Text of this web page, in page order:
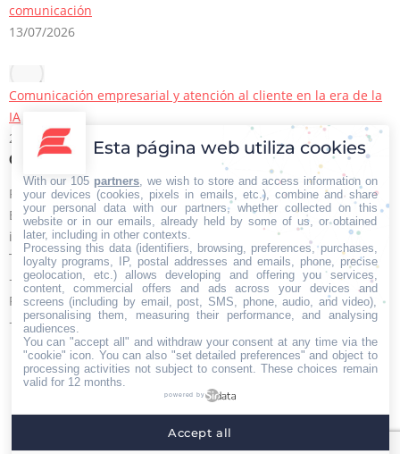
comunicación
13/07/2026
Comunicación empresarial y atención al cliente en la era de la
IA
22/06/2026
Contacto Iberian Press
Principales vías de contacto:
E-mail:
info@iberianpress.es
Teléfono:
+34 911863556
Fax:
+34 911863556
Encuéntranos en:
Facebook
page
new
X
page
new
YouTube
page
new
Rss
page
new
Home Quiénes somos Servicios Contacto
Esta página web utiliza cookies
With our 105 partners , we wish to store and access information on
your devices (cookies, pixels in emails, etc.), combine and share
your personal data with our partners, whether collected on this
website or in our emails, already held by some of us, or obtained
later, including in other contexts.
Processing this data (identifiers, browsing, preferences, purchases,
loyalty programs, IP, postal addresses and emails, phone, precise
geolocation, etc.) allows developing and offering you services,
content, commercial offers and ads across your devices and
screens (including by email, post, SMS, phone, audio, and video),
personalising them, measuring their performance, and analysing
audiences.
You can "accept all" and withdraw your consent at any time via the
"cookie" icon . You can also "set detailed preferences" and object to
processing activities not subject to consent. These choices remain
valid for 12 months.
powered by
Accept all